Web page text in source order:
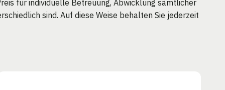
für individuelle Betreuung, Abwicklung sämtlicher
sind. Auf diese Weise behalten Sie jederzeit